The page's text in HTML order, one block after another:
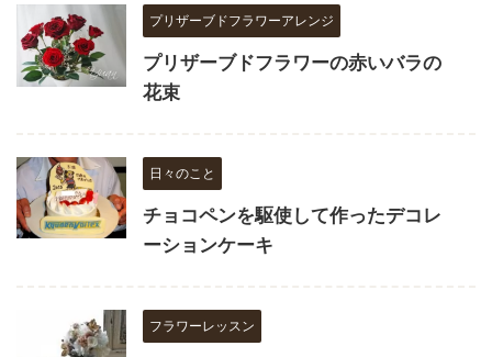
プリザーブドフラワーアレンジ
プリザーブドフラワーの赤いバラの
花束
日々のこと
チョコペンを駆使して作ったデコレ
ーションケーキ
フラワーレッスン